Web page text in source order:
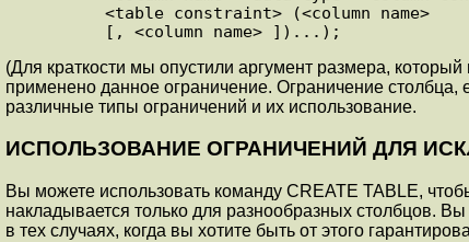
         [, <column name> ])...);
(Для краткости мы опустили аргумент размера,
применено данное ограничение. Ограничение столбца,
различные типы ограничений и их использование.
ИСПОЛЬЗОВАНИЕ ОГРАНИЧЕНИЙ ДЛЯ
Вы можете использовать команду CREATE TABLE,
накладывается только для разнообразных столбцов.
в тех случаях, когда вы хотите быть от этого